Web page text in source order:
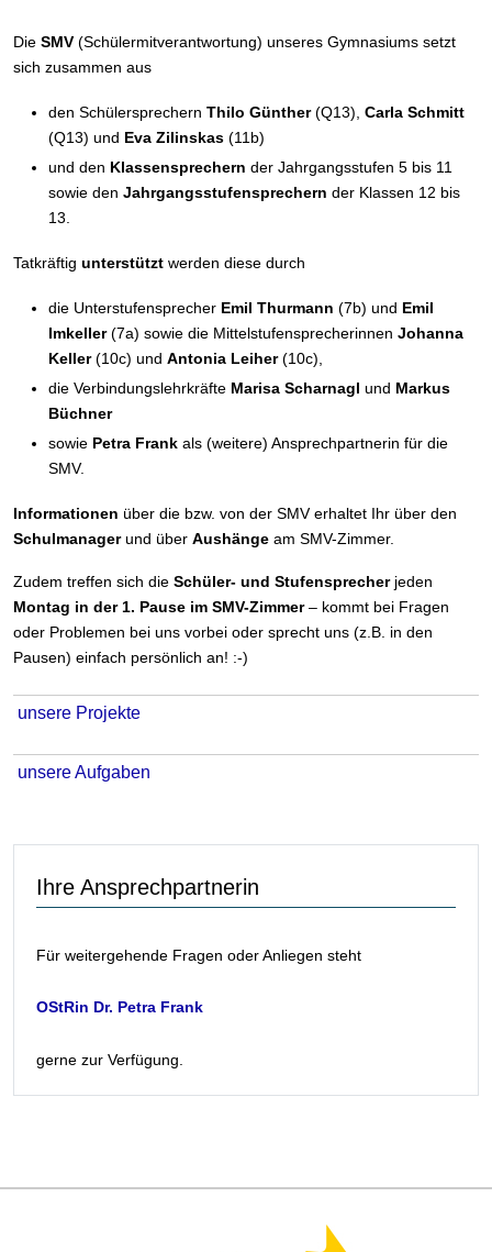
Die SMV (Schülermitverantwortung) unseres Gymnasiums setzt
sich zusammen aus
den Schülersprechern Thilo Günther(Q13), Carla Schmitt
(Q13) und Eva Zilinskas (11b)
und den Klassensprechern der Jahrgangsstufen 5 bis 11
sowie den Jahrgangsstufensprechern der Klassen 12 bis
13.
Tatkräftig unterstützt werden diese durch
die Unterstufensprecher Emil Thurmann (7b) und Emil
Imkeller(7a) sowie die Mittelstufensprecherinnen Johanna
Keller(10c) und Antonia Leiher(10c),
die Verbindungslehrkräfte Marisa Scharnagl und Markus
Büchner
sowie Petra Frank als (weitere) Ansprechpartnerin für die
SMV.
Informationen über die bzw. von der SMV erhaltet Ihr über den
Schulmanagerund über Aushänge am SMV-Zimmer.
Zudem treffen sich die Schüler- und Stufensprecherjeden
Montag in der 1. Pause im SMV-Zimmer– kommt bei Fragen
oder Problemen bei uns vorbei oder sprecht uns (z.B. in den
Pausen) einfach persönlich an! :-)
unsere Projekte
unsere Aufgaben
Ihre Ansprechpartnerin
Für weitergehende Fragen oder Anliegen steht
OStRin Dr. Petra Frank
gerne zur Verfügung.